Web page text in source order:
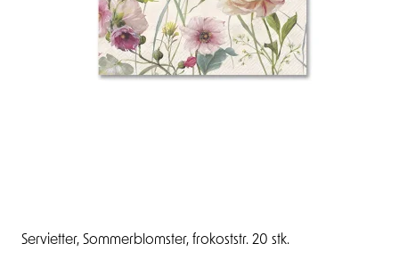
Servietter, Sommerblomster, frokoststr. 20 stk.